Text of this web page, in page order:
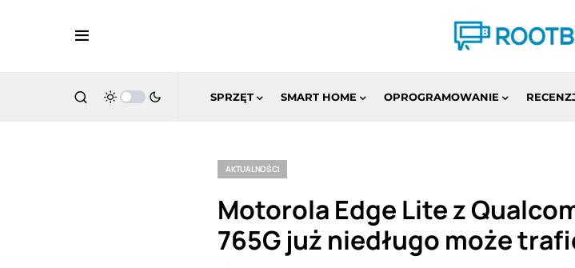
SPRZĘT SMART HOME OPROGRAMOWANIE
AKTUALNOŚCI
Motorola Edge Lite z
765G już niedługo może